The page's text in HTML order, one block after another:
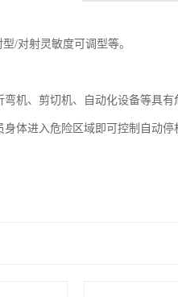
/对射灵敏度可调型等。
机、剪切机、自动化设备等具
体进入危险区域即可控制自动停